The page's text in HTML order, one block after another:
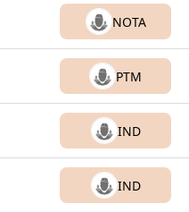
NOTA
PTM
IND
IND